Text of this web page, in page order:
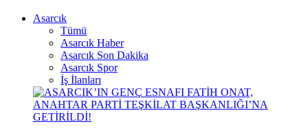
Asarcık
Tümü
Asarcık Haber
Asarcık Son Dakika
Asarcık Spor
İş İlanları